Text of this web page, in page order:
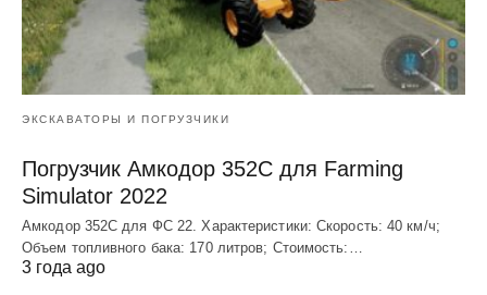
ЭКСКАВАТОРЫ И ПОГРУЗЧИКИ
Погрузчик Амкодор 352С для Farming
Simulator 2022
Амкодор 352С для ФС 22. Характеристики: Скорость: 40 км/ч;
Объем топливного бака: 170 литров; Стоимость:…
3 года ago